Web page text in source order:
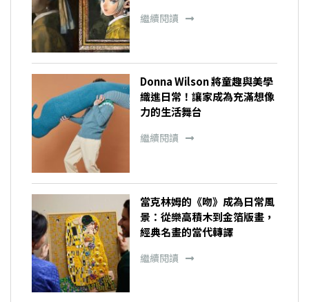
繼續閱讀
Donna Wilson 將童趣與美學
織進日常！讓家成為充滿想像
力的生活舞台
繼續閱讀
當克林姆的《吻》成為日常風
景：從樂高積木到金箔版畫，
經典名畫的當代轉譯
繼續閱讀